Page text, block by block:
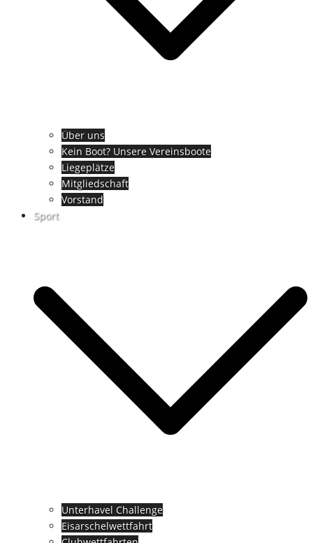
Über uns
Kein Boot? Unsere Vereinsboote
Liegeplätze
Mitgliedschaft
Vorstand
Sport
Unterhavel Challenge
Eisarschelwettfahrt